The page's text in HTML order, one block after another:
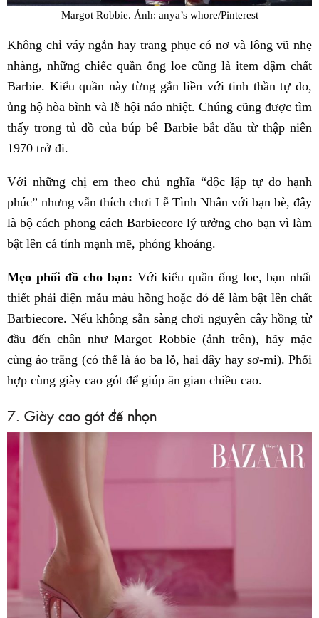
Margot Robbie. Ảnh: anya’s whore/Pinterest
Không chỉ váy ngắn hay trang phục có nơ và lông vũ nhẹ
nhàng, những chiếc quần ống loe cũng là item đậm chất
Barbie. Kiểu quần này từng gắn liền với tinh thần tự do,
ủng hộ hòa bình và lễ hội náo nhiệt. Chúng cũng được tìm
thấy trong tủ đồ của búp bê Barbie bắt đầu từ thập niên
1970 trở đi.
Với những chị em theo chủ nghĩa “độc lập tự do hạnh
phúc” nhưng vẫn thích chơi Lễ Tình Nhân với bạn bè, đây
là bộ cách phong cách Barbiecore lý tưởng cho bạn vì làm
bật lên cá tính mạnh mẽ, phóng khoáng.
Mẹo phối đồ cho bạn: Với kiểu quần ống loe, bạn nhất
thiết phải diện mẫu màu hồng hoặc đỏ để làm bật lên chất
Barbiecore. Nếu không sẵn sàng chơi nguyên cây hồng từ
đầu đến chân như Margot Robbie (ảnh trên), hãy mặc
cùng áo trắng (có thể là áo ba lỗ, hai dây hay sơ-mi). Phối
hợp cùng giày cao gót để giúp ăn gian chiều cao.
7. Giày cao gót đế nhọn